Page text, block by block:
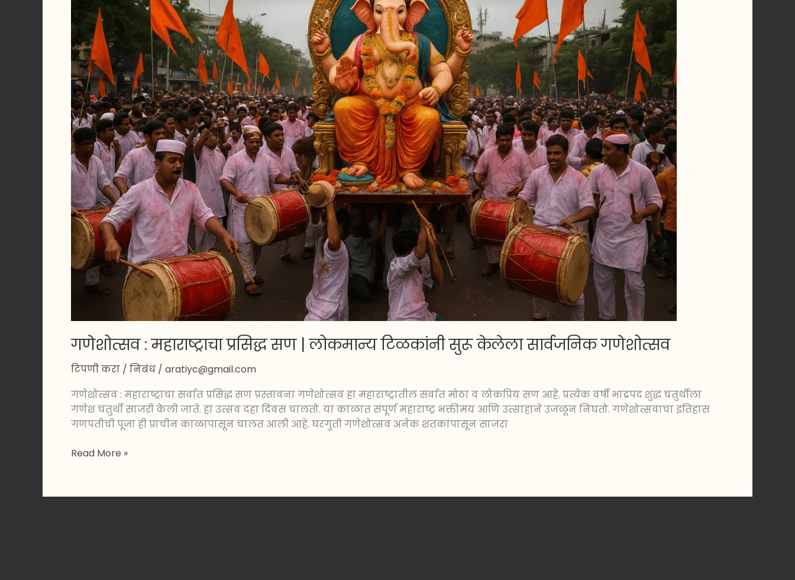
गणेशोत्सव : महाराष्ट्राचा प्रसिद्ध सण | लोकमान्य टिळकांनी सुरू केलेला सार्वजनिक गणेशोत्सव
टिपणी करा / निबंध/ aratiyc@gmail.com
गणेशोत्सव : महाराष्ट्राचा सर्वात प्रसिद्ध सण प्रस्तावना गणेशोत्सव हा महाराष्ट्रातील सर्वात मोठा व लोकप्रिय सण आहे. प्रत्येक वर्षी भाद्रपद शुद्ध चतुर्थीला
गणेश चतुर्थी साजरी केली जाते. हा उत्सव दहा दिवस चालतो. या काळात संपूर्ण महाराष्ट्र भक्तीमय आणि उत्साहाने उजळून निघतो. गणेशोत्सवाचा इतिहास
गणपतीची पूजा ही प्राचीन काळापासून चालत आली आहे. घरगुती गणेशोत्सव अनेक शतकांपासून साजरा
लोकमान्य
टिळकांनी
सुरू
केलेला
सार्वजनिक
गणेशोत्सव
Read More »